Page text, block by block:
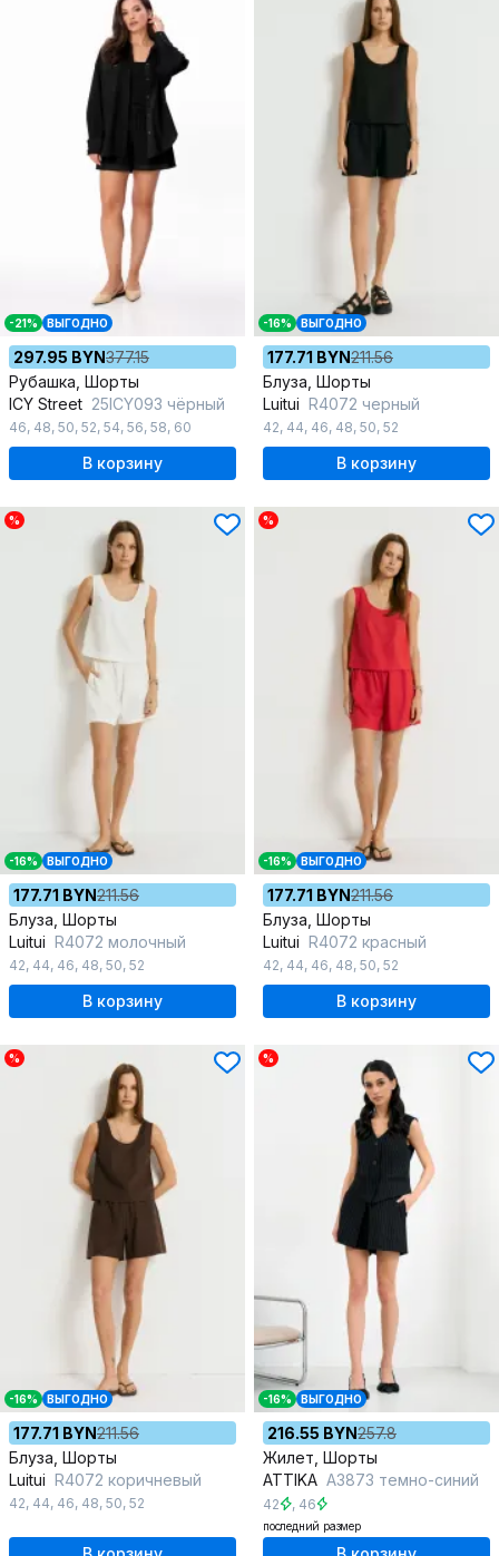
-21% ВЫГОДНО
297.95 BYN377.15
Рубашка, Шорты
ICY Street 25ICY093 чёрный
46, 48, 50, 52, 54, 56, 58, 60
В корзину
-16% ВЫГОДНО
177.71 BYN211.56
Блуза, Шорты
Luitui R4072 черный
42, 44, 46, 48, 50, 52
В корзину
%
-16% ВЫГОДНО
177.71 BYN211.56
Блуза, Шорты
Luitui R4072 молочный
42, 44, 46, 48, 50, 52
В корзину
%
-16% ВЫГОДНО
177.71 BYN211.56
Блуза, Шорты
Luitui R4072 красный
42, 44, 46, 48, 50, 52
В корзину
%
-16% ВЫГОДНО
177.71 BYN211.56
Блуза, Шорты
Luitui R4072 коричневый
42, 44, 46, 48, 50, 52
%
-16% ВЫГОДНО
216.55 BYN257.8
Жилет, Шорты
ATTIKA А3873 темно-синий
42 , 46
последний размер